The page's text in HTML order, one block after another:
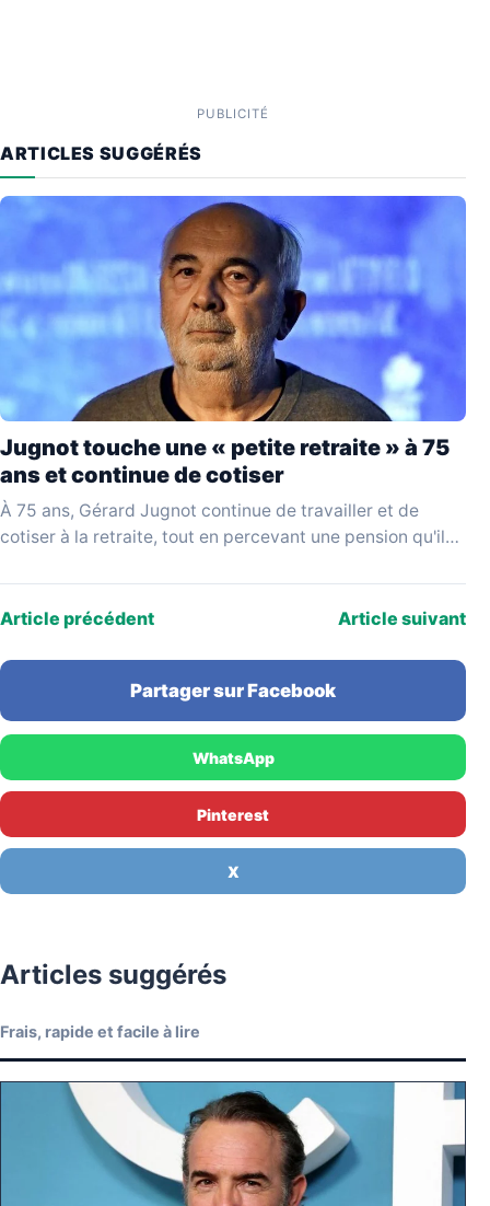
PUBLICITÉ
ARTICLES SUGGÉRÉS
Jugnot touche une « petite retraite » à 75
ans et continue de cotiser
À 75 ans, Gérard Jugnot continue de travailler et de
cotiser à la retraite, tout en percevant une pension qu'il
Article précédent Article suivant
Partager sur Facebook
WhatsApp
Pinterest
X
Articles suggérés
Frais, rapide et facile à lire